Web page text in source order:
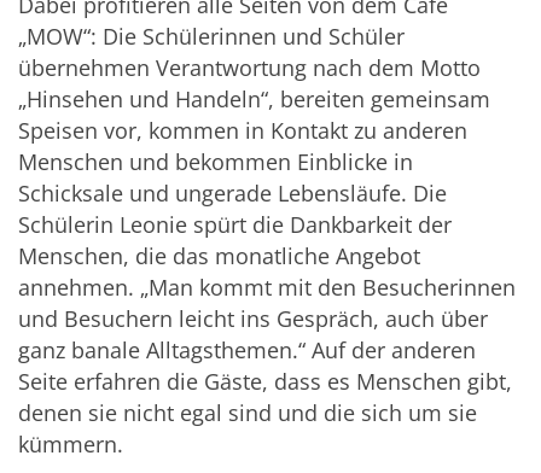
„MOW“: Die Schülerinnen und Schüler
übernehmen Verantwortung nach dem Motto
„Hinsehen und Handeln“, bereiten gemeinsam
Speisen vor, kommen in Kontakt zu anderen
Menschen und bekommen Einblicke in
Schicksale und ungerade Lebensläufe. Die
Schülerin Leonie spürt die Dankbarkeit der
Menschen, die das monatliche Angebot
annehmen. „Man kommt mit den Besucherinnen
und Besuchern leicht ins Gespräch, auch über
ganz banale Alltagsthemen.“ Auf der anderen
Seite erfahren die Gäste, dass es Menschen gibt,
denen sie nicht egal sind und die sich um sie
kümmern.